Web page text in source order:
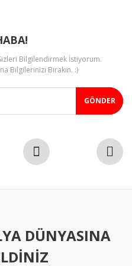
Bilgilendirmek İstiyorum.
Bilgilerinizi Bırakın. :)
GÖNDER
DÜNYASINA